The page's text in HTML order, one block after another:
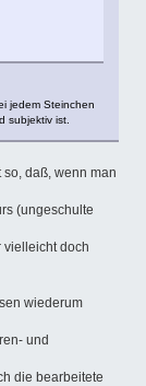
jedem Steinchen
subjektiv ist.
so, daß, wenn man
(ungeschulte
vielleicht doch
wiederum
und
die bearbeitete